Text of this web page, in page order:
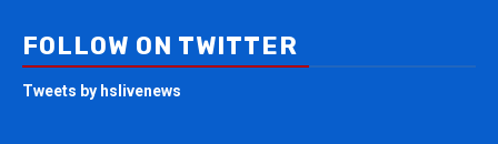
FOLLOW ON TWITTER
Tweets by hslivenews